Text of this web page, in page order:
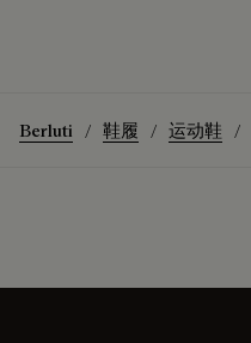
Berluti 鞋履 运动鞋